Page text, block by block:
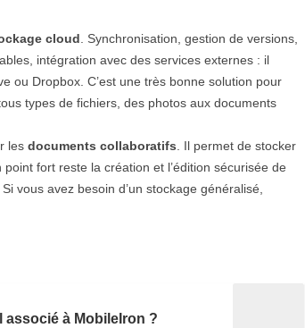
cloud . Synchronisation, gestion de versions,
intégration avec des services externes : il
ou Dropbox. C’est une très bonne solution pour
types de fichiers, des photos aux documents
les documents collaboratifs . Il permet de stocker
fort reste la création et l’édition sécurisée de
vous avez besoin d’un stockage généralisé,
associé à MobileIron ?